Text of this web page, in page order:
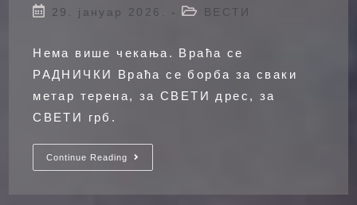
author:
Post29. јануар 2026.
PostВЕСТИ
Нема више чекања. Враћа се
РАДНИЧКИ Враћа се борба за сваки
метар терена, за СВЕТИ дрес, за
СВЕТИ грб.
Continue Reading
Од
Сада